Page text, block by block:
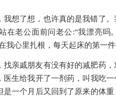
了想，也许真的是我错了。
在老公面前问老公:“我漂亮吗
我心里扎根，每天起床的第一
戚朋友有没有好的减肥药，
医生给我开了一剂药，叫我吃
是一个月后又回到了原来的体